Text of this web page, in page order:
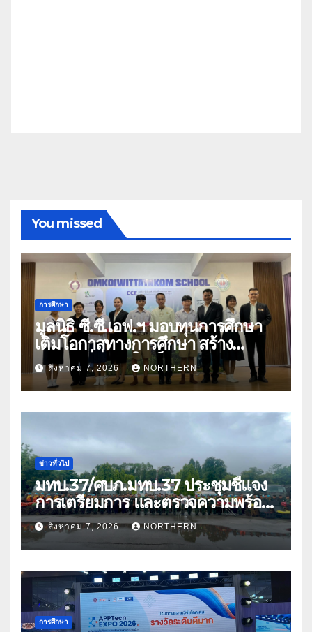
You missed
การศึกษา
มูลนิธิ ซี.ซี.เอฟ.ฯ มอบทุนการศึกษา
เติมโอกาสทางการศึกษา สร้าง
อนาคตที่มั่นคงให้เด็กและเยาวชน
ด้อยโอกาส
สิงหาคม 7, 2026 NORTHERN
ข่าวทั่วไป
มทบ.37/ศบภ.มทบ.37 ประชุมชี้แจง
การเตรียมการ และตรวจความพร้อม
ด้านการบรรเทาสาธารณภัย
สิงหาคม 7, 2026 NORTHERN
การศึกษา